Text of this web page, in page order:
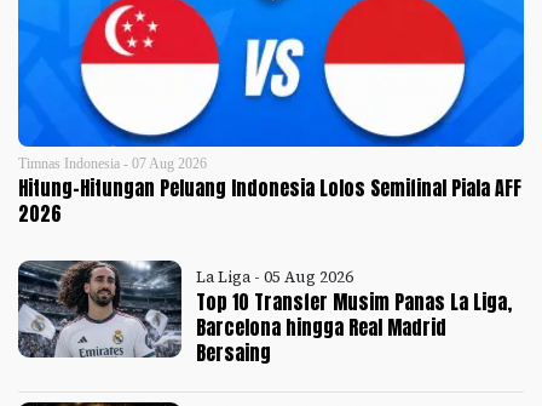
Timnas Indonesia - 07 Aug 2026
Hitung-Hitungan Peluang Indonesia Lolos Semifinal Piala AFF
2026
La Liga - 05 Aug 2026
Top 10 Transfer Musim Panas La Liga,
Barcelona hingga Real Madrid
Bersaing